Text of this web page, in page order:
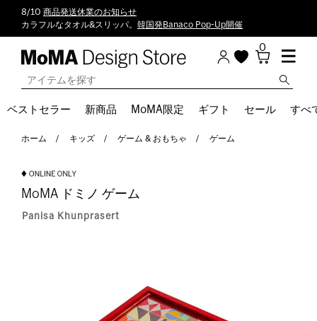
8/10 商品発送休業のお知らせ
カラフルなタオル&スリッパ。 韓国発Banaco Pop-Up開催
0
ベストセラー 新商品 MoMA限定 ギフト セール すべ
ホーム キッズ ゲーム & おもちゃ ゲーム
MoMA ドミノ ゲーム
Panisa Khunprasert